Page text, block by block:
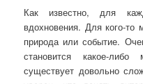
Как известно, для
вдохновения. Для кого-то
природа или событие.
становится какое-
существует довольно